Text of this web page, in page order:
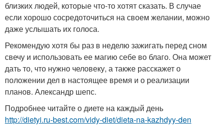
близких людей, которые что-то хотят сказать. В случае
если хорошо сосредоточиться на своем желании, можно
даже услышать их голоса.
Рекомендую хотя бы раз в неделю зажигать перед сном
свечу и использовать ее магию себе во благо. Она может
дать то, что нужно человеку, а также расскажет о
положении дел в настоящее время и о реализации
планов. Александр шепс.
Подробнее читайте о диете на каждый день
http://dietyi.ru-best.com/vidy-diet/dieta-na-kazhdyy-den